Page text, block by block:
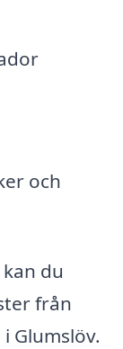
och
du
från
Glumslöv.